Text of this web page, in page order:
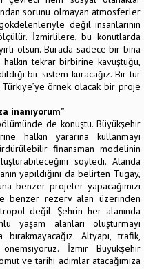
sorunu olmayan atmosferler
değil insanlarının
İzmirlilere, bu konutlarda
olsun. Burada sadece bir bina
tekrar birbirine kavuştuğu,
bir sistem kuracağız. Bir tür
örnek olacak bir proje
inanıyorum”
de konuştu. Büyükşehir
halkın yararına kullanmayı
finansman modelinin
söyledi. Alanda
yapıldığını da belirten Tugay,
benzer projeler yapacağımızı
benzer rezerv alan üzerinden
değil. Şehrin her alanında
yaşam alanları oluşturmayı
Altyapı, trafik,
İzmir Büyükşehir
ve tarihi adımlar atacağımıza